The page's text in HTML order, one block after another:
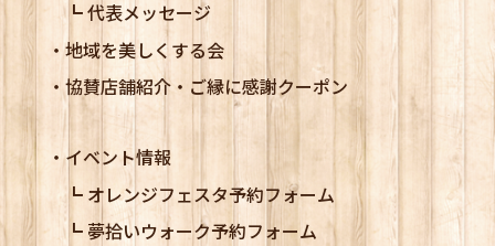
代表メッセージ
地域を美しくする会
協賛店舗紹介・ご縁に感謝クーポン
イベント情報
オレンジフェスタ予約フォーム
夢拾いウォーク予約フォーム